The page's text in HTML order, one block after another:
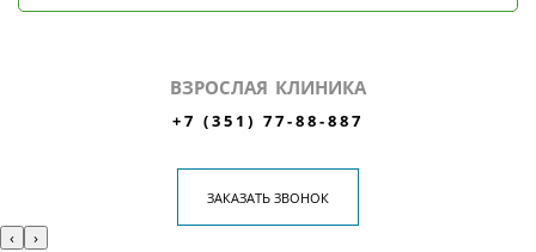
ВЗРОСЛАЯ КЛИНИКА
+7 (351) 77-88-887
ЗАКАЗАТЬ ЗВОНОК
‹ ›